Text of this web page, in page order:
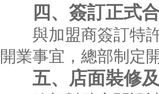
四、簽訂正式
與加盟商簽訂特許
開業事宜，總部制定
五、店面裝修